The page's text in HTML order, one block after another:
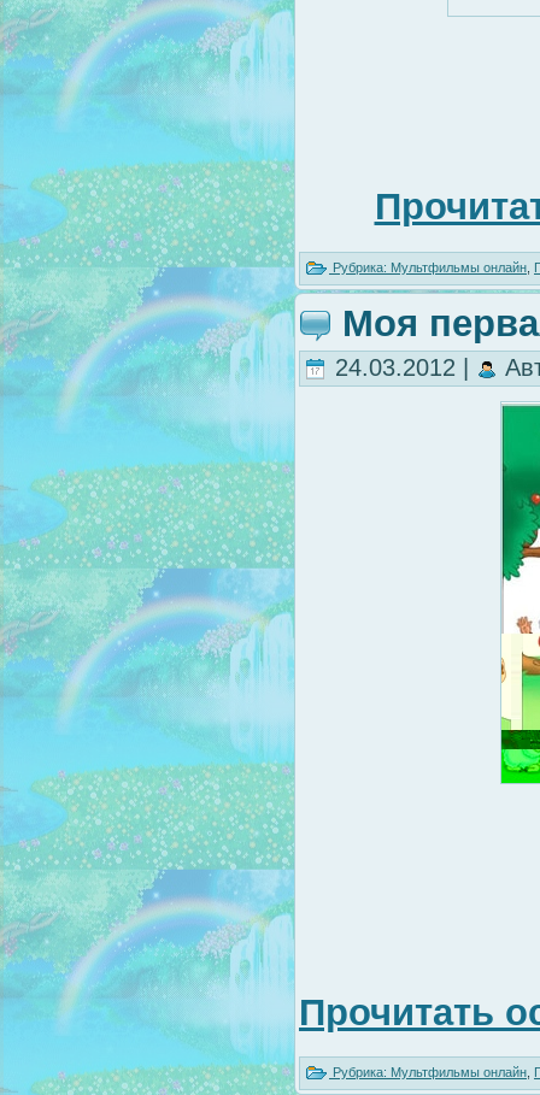
Рубрика: Мультфильмы онлайн
Моя
24.03.2012 |
Прочитать
Рубрика: Мультфильмы онлайн